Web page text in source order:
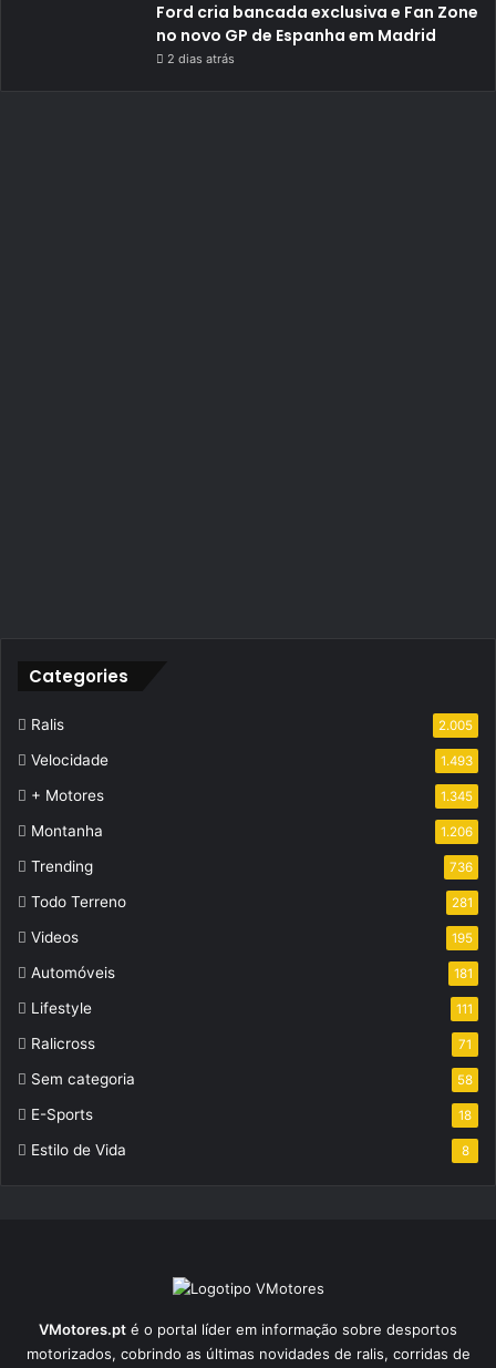
Ford cria bancada exclusiva e Fan Zone
no novo GP de Espanha em Madrid
2 dias atrás
Categories
Ralis 2.005
Velocidade 1.493
+ Motores 1.345
Montanha 1.206
Trending 736
Todo Terreno 281
Videos 195
Automóveis 181
Lifestyle 111
Ralicross 71
Sem categoria 58
E-Sports 18
Estilo de Vida 8
VMotores.pt é o portal líder em informação sobre desportos
motorizados, cobrindo as últimas novidades de ralis, corridas de